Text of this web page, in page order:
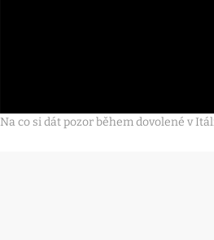
Na co si dát pozor během dovolené v